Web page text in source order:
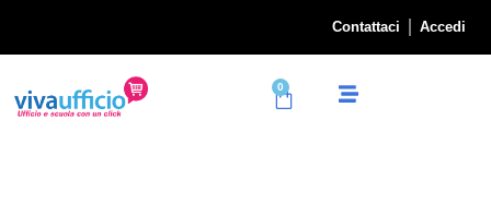
Contattaci Accedi
0